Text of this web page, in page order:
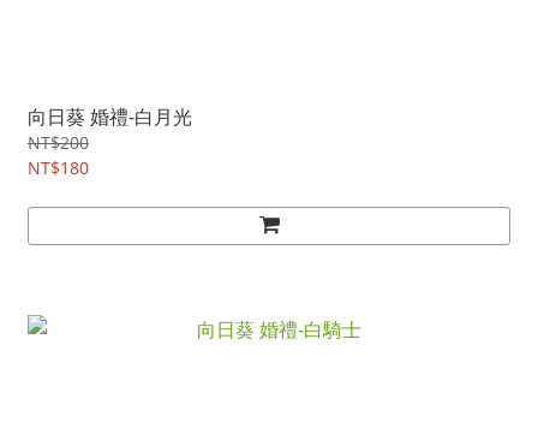
向日葵 婚禮-白月光
NT$200
NT$180